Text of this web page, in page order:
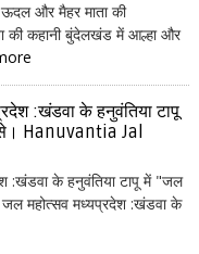
और मैहर माता की
की कहानी बुंदेलखंड में आल्हा और
:खंडवा के हनुवंतिया टापू
Hanuvantia Jal
:खंडवा के हनुवंतिया टापू में "जल
महोत्सव मध्यप्रदेश :खंडवा के